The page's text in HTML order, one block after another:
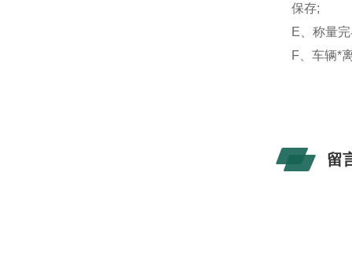
保存;
E、称量
F、车辆*
留